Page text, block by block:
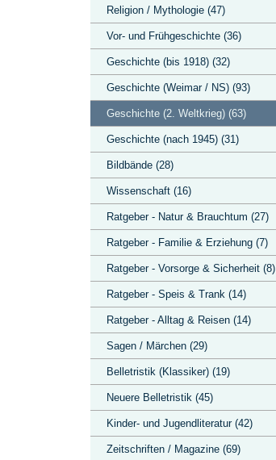
Religion / Mythologie (47)
Vor- und Frühgeschichte (36)
Geschichte (bis 1918) (32)
Geschichte (Weimar / NS) (93)
Geschichte (2. Weltkrieg) (63)
Geschichte (nach 1945) (31)
Bildbände (28)
Wissenschaft (16)
Ratgeber - Natur & Brauchtum (27)
Ratgeber - Familie & Erziehung (7)
Ratgeber - Vorsorge & Sicherheit (8)
Ratgeber - Speis & Trank (14)
Ratgeber - Alltag & Reisen (14)
Sagen / Märchen (29)
Belletristik (Klassiker) (19)
Neuere Belletristik (45)
Kinder- und Jugendliteratur (42)
Zeitschriften / Magazine (69)